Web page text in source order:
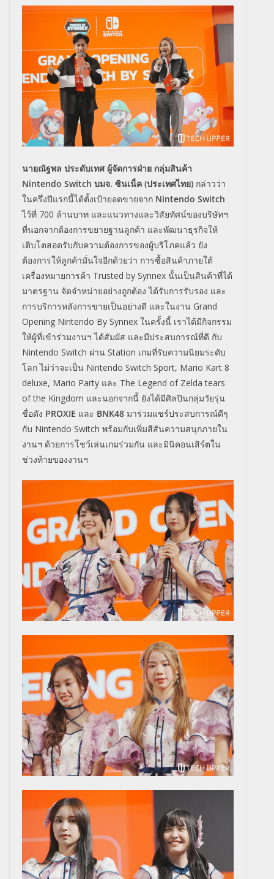
นายณัฐพล ประดับเทศ ผู้จัดการฝ่าย กลุ่มสินค้า
Nintendo Switch บมจ. ซินเน็ค (ประเทศไทย) กล่าวว่า
ในครึ่งปีแรกนี้ได้ตั้งเป้ายอดขายจาก Nintendo Switch
ไว้ที่ 700 ล้านบาท และแนวทางและวิสัยทัศน์ของบริษัทฯ
ที่นอกจากต้องการขยายฐานลูกค้า และพัฒนาธุรกิจให้
เติบโตสอดรับกับความต้องการของผู้บริโภคแล้ว ยัง
ต้องการให้ลูกค้ามั่นใจอีกด้วยว่า การซื้อสินค้าภายใต้
เครื่องหมายการค้า Trusted by Synnex นั้นเป็นสินค้าที่ได้
มาตรฐาน จัดจำหน่ายอย่างถูกต้อง ได้รับการรับรอง และ
การบริการหลังการขายเป็นอย่างดี และในงาน Grand
Opening Nintendo By Synnex ในครั้งนี้ เราได้มีกิจกรรม
ให้ผู้ที่เข้าร่วมงานฯ ได้สัมผัส และมีประสบการณ์ที่ดี กับ
Nintendo Switch ผ่าน Station เกมที่รับความนิยมระดับ
โลก ไม่ว่าจะเป็น Nintendo Switch Sport, Mario Kart 8
deluxe, Mario Party และ The Legend of Zelda tears
of the Kingdom และนอกจากนี้ ยังได้มีศิลปินกลุ่มวัยรุ่น
ชื่อดัง PROXIE และ BNK48 มาร่วมแชร์ประสบการณ์ดีๆ
กับ Nintendo Switch พร้อมกับเพิ่มสีสันความสนุกภายใน
งานฯ ด้วยการโชว์เล่นเกมร่วมกัน และมินิคอนเสิร์ตใน
ช่วงท้ายของงานฯ